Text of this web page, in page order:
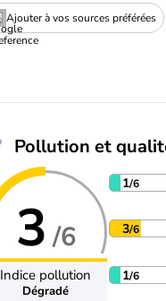
Ajouter à vos sources préférées
Pollution et
3 /6
Indice pollution
Dégradé
1/6
3/6
1/6